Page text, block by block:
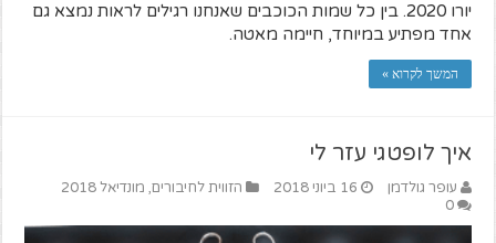
יורו 2020. בין כל שמות הכוכבים שאנחנו רגילים לראות נמצא גם
אחד מפתיע במיוחד, חיימה מאטה.
המשך לקרוא »
איך לופטגי עזר לי
עופר גולדמן 16 ביוני 2018 הזווית לחיבורים, מונדיאל 2018
0